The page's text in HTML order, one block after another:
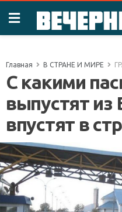
Главная В СТРАНЕ И МИРЕ
С какими
выпустят из
впустят в